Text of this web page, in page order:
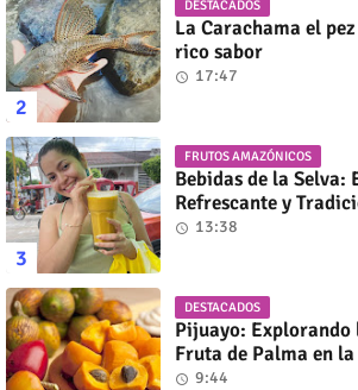
DESTACADOS
La Carachama el
rico sabor
17:47
FRUTOS AMAZÓNICOS
Bebidas de la Selva:
Refrescante y
13:38
DESTACADOS
Pijuayo: Explorando
Fruta de Palma en
9:44